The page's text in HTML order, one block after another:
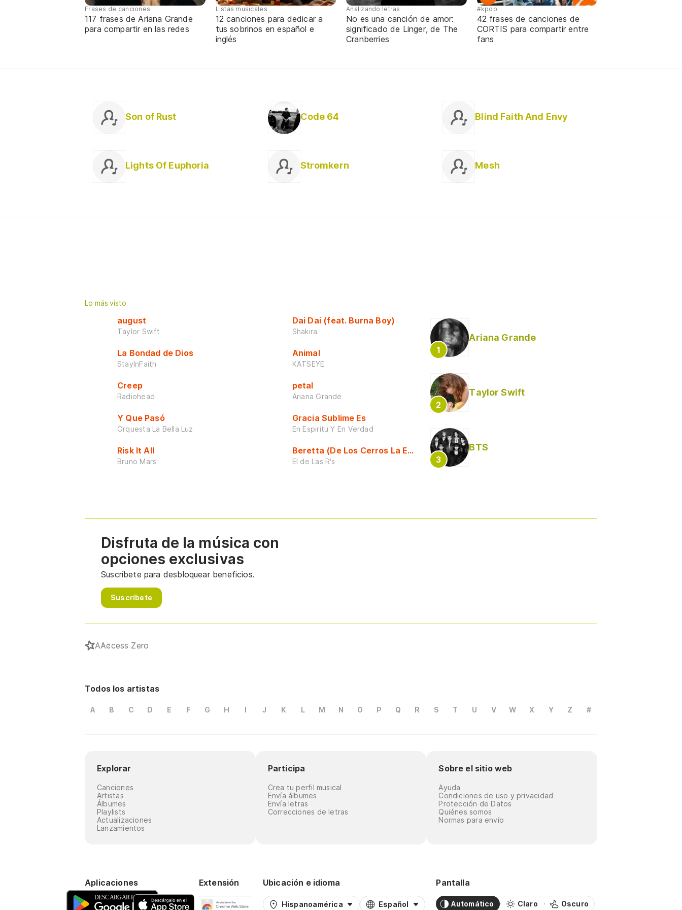
Frases de canciones
117 frases de Ariana Grande
para compartir en las redes
Listas musicales
12 canciones para dedicar a
tus sobrinos en español e
inglés
Analizando letras
No es una canción de amor:
significado de Linger, de The
Cranberries
#kpop
42 frases de canciones de
CORTIS para compartir entre
fans
Son of Rust Code 64 Blind Faith And Envy
Lights Of Euphoria Stromkern Mesh
Lo más visto
august
Taylor Swift
La Bondad de Dios
StayInFaith
Creep
Radiohead
Y Que Pasó
Orquesta La Bella Luz
Risk It All
Bruno Mars
Dai Dai (feat. Burna Boy)
Shakira
Animal
KATSEYE
petal
Ariana Grande
Gracia Sublime Es
En Espiritu Y En Verdad
Beretta (De Los Cerros La Escuela)
El de Las R's
Ariana Grande
Taylor Swift
BTS
Disfruta de la música con
opciones exclusivas
Suscríbete para desbloquear beneficios.
Suscríbete
AAccess Zero
Todos los artistas
A B C D E F G H I J K L M N O P Q R S T U V W X Y Z #
Explorar
Canciones
Artistas
Álbumes
Playlists
Actualizaciones
Lanzamientos
Participa
Crea tu perfil musical
Envía álbumes
Envía letras
Correcciones de letras
Sobre el sitio web
Ayuda
Condiciones de uso y privacidad
Protección de Datos
Quiénes somos
Normas para envío
Aplicaciones Extensión Ubicación e idioma
Hispanoamérica Español
Pantalla
Automático Claro Oscuro